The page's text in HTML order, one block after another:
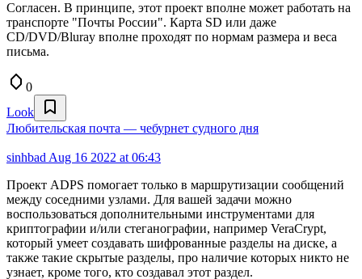
Согласен. В принципе, этот проект вполне может работать на
транспорте "Почты России". Карта SD или даже
CD/DVD/Bluray вполне проходят по нормам размера и веса
письма.
0
Look
Любительская почта — чебурнет судного дня
sinhbad Aug 16 2022 at 06:43
Проект ADPS помогает только в маршрутизации сообщений
между соседними узлами. Для вашей задачи можно
воспользоваться дополнительными инструментами для
криптографии и/или стеганографии, например VeraCrypt,
который умеет создавать шифрованные разделы на диске, а
также такие скрытые разделы, про наличие которых никто не
узнает, кроме того, кто создавал этот раздел.